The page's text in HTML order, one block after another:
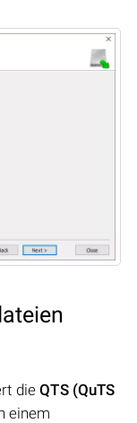
dieQTS (QuTS
einem